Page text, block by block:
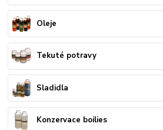
Oleje
Tekuté potravy
Sladidla
Konzervace boilies